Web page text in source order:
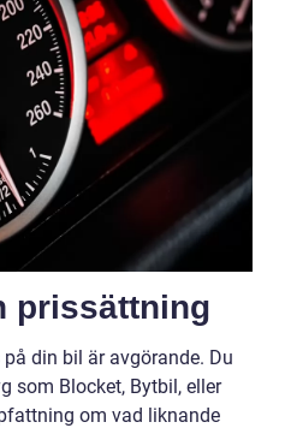
prissättning
din bil är avgörande. Du
som Blocket, Bytbil, eller
om vad liknande